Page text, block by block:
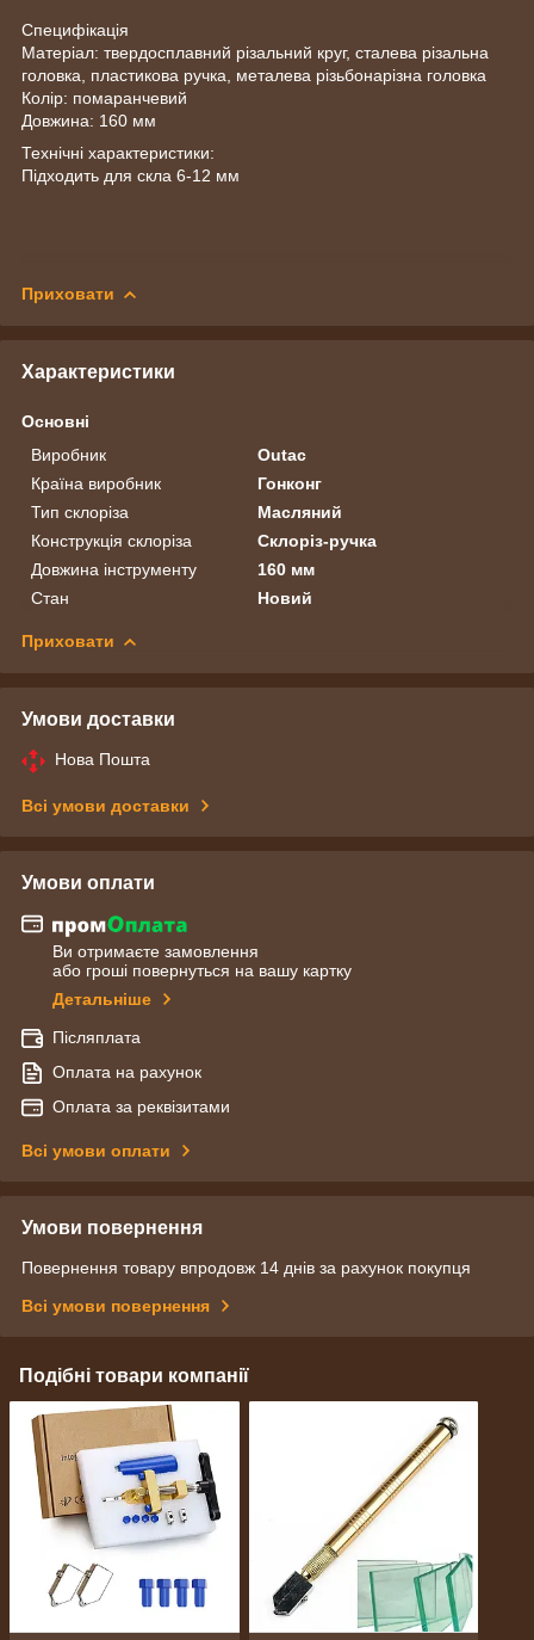
Специфікація
Матеріал: твердосплавний різальний круг, сталева різальна
головка, пластикова ручка, металева різьбонарізна головка
Колір: помаранчевий
Довжина: 160 мм
Технічні характеристики:
Підходить для скла 6-12 мм
Приховати
Характеристики
Основні
Виробник
Outac
Країна виробник
Гонконг
Тип склоріза
Масляний
Конструкція склоріза
Склоріз-ручка
Довжина інструменту
160 мм
Стан
Новий
Приховати
Умови доставки
Нова Пошта
Всі умови доставки
Умови оплати
Ви отримаєте замовлення
або гроші повернуться на вашу картку
Детальніше
Післяплата
Оплата на рахунок
Оплата за реквізитами
Всі умови оплати
Умови повернення
Повернення товару впродовж 14 днів за рахунок покупця
Всі умови повернення
Подібні товари компанії